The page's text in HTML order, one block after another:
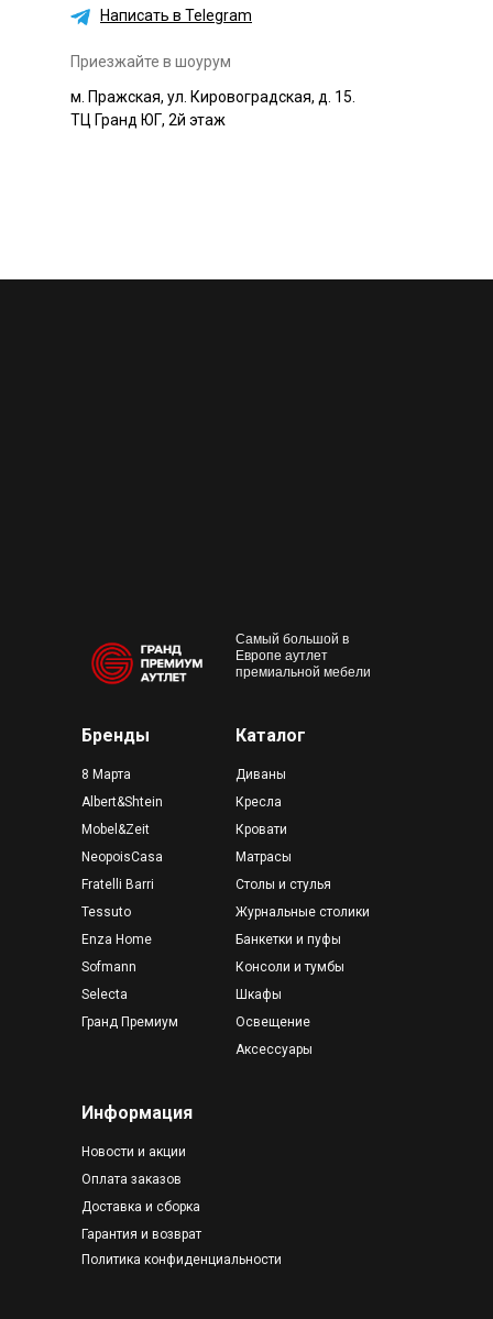
Написать в Telegram
м. Пражская, ул. Кировоградская, д. 15.
ТЦ Гранд ЮГ, 2й этаж
Приезжайте в шоурум
Кресла
Столы и стулья
Матрасы
Шкафы
Освещение
Диваны
Журнальные столики
Банкетки и пуфы
Аксессуары
Консоли и тумбы
Кровати
Самый большой в
Европе аутлет
премиальной мебели
Каталог
Информация
Бренды
Оплата заказов
Доставка и сборка
Гарантия и возврат
Политика конфиденциальности
Mobel&Zeit
Tessuto
8 Марта
Fratelli Barri
Sofmann
Selecta
Enza Home
Albert&Shtein
NeopoisCasa
Новости и акции
Гранд Премиум